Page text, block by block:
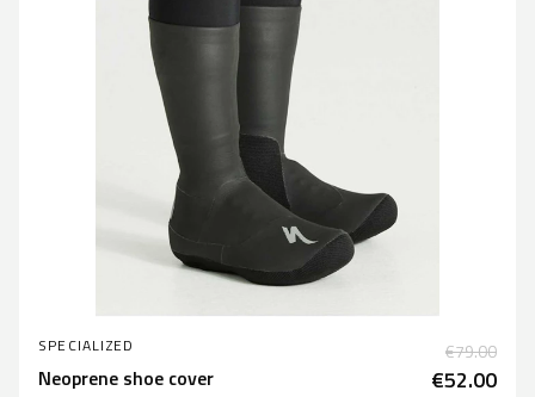
SPECIALIZED €79.00
Neoprene shoe cover €52.00